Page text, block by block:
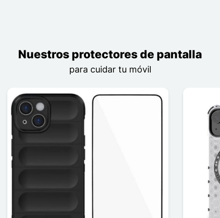
Nuestros protectores de pantalla
para cuidar tu móvil